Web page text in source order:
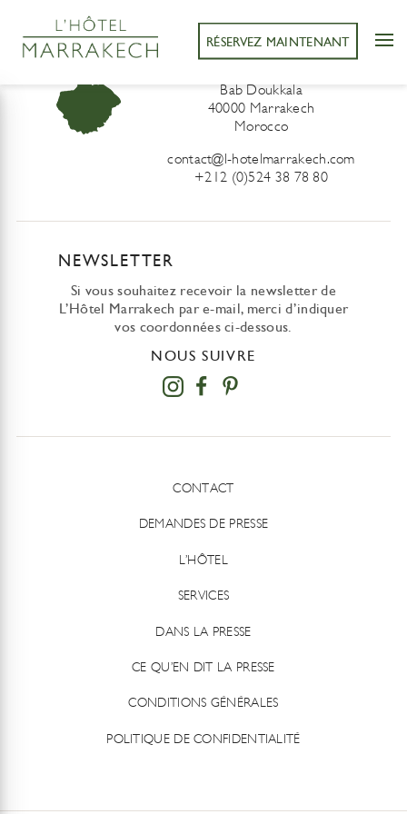
RÉSERVEZ MAINTENANT
L’Hôtel Marrakech
Bab Doukkala
40000 Marrakech
Morocco
contact@l-hotelmarrakech.com
+212 (0)524 38 78 80
NEWSLETTER
Si vous souhaitez recevoir la newsletter de
L’Hôtel Marrakech par e-mail, merci d’indiquer
vos coordonnées ci-dessous.
NOUS SUIVRE
CONTACT
DEMANDES DE PRESSE
L’HÔTEL
SERVICES
DANS LA PRESSE
CE QU’EN DIT LA PRESSE
CONDITIONS GÉNÉRALES
POLITIQUE DE CONFIDENTIALITÉ